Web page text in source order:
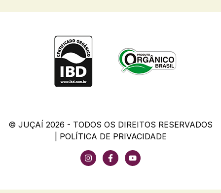
© JUÇAÍ 2026 - TODOS OS DIREITOS RESERVADOS
POLÍTICA DE PRIVACIDADE